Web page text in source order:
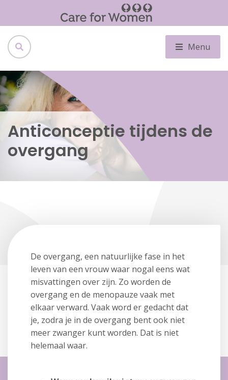
Menu
Anticonceptie tijdens de
overgang
De overgang, een natuurlijke fase in het
leven van een vrouw waar nogal eens wat
misvattingen over zijn. Zo worden de
overgang en de menopauze vaak met
elkaar verward. Vaak word er gedacht dat
je, zodra je in de overgang bent ook niet
meer zwanger kunt worden. Dat is niet
helemaal waar.